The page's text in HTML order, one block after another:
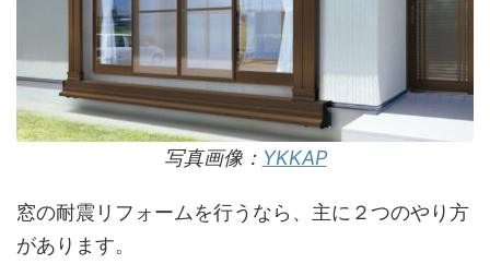
写真画像： YKKAP
窓の耐震リフォームを行うなら、主に２つのやり方
があります。